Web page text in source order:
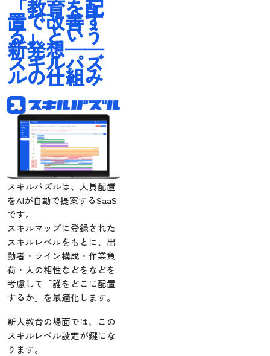
「教育を配
置で改善す
る」という
新発想──
スキルパズ
ルの仕組み
スキルパズルは、人員配置
をAIが自動で提案するSaaS
です。
スキルマップに登録された
スキルレベルをもとに、出
勤者・ライン構成・作業負
荷・人の相性などをなどを
考慮して「誰をどこに配置
するか」を最適化します。
新人教育の場面では、この
スキルレベル設定が鍵にな
ります。